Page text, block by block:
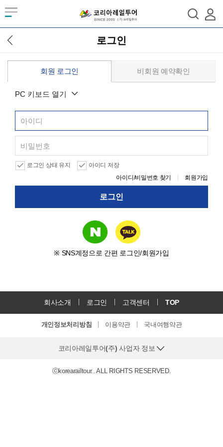
로그인
회원 로그인 비회원 예약확인
PC 키보드 열기
로그인 상태 유지
아이디 저장
아이디/비밀번호 찾기
회원가입
로그인
※ SNS계정으로 간편 로그인/회원가입
회사소개 로그인 고객센터 TOP
개인정보처리방침 이용약관 국내여행약관
코리아레일투어(주) 사업자 정보
ⓒkorearailtour.. ALL RIGHTS RESERVED.